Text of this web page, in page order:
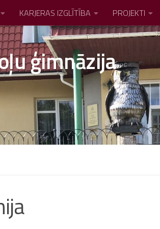
KARJERAS IZGLĪTĪBA PROJEKTI
ģimnāzija